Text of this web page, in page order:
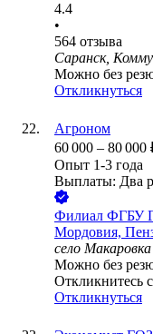
4.4
•
564 отзыва
Саранск,
Можно без
Откликнуться
Агроном
60 000 – 80 000
Опыт 1-3 года
Выплаты: Два
Филиал ФГБУ
Мордовия,
село Макаровка
Можно без
Откликнитесь
Откликнуться